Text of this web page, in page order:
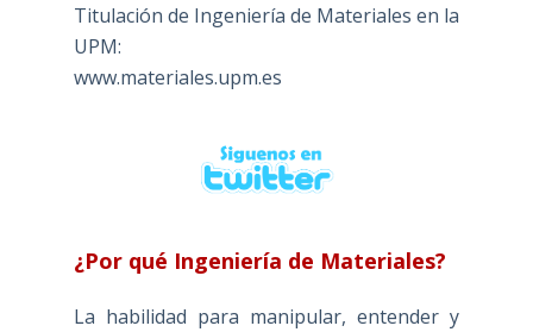
Titulación de Ingeniería de Materiales en la
UPM:
www.materiales.upm.es
¿Por qué Ingeniería de Materiales?
La habilidad para manipular, entender y